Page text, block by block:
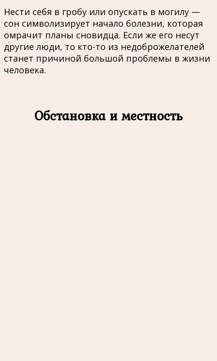
Нести себя в гробу или опускать в могилу —
сон символизирует начало болезни, которая
омрачит планы сновидца. Если же его несут
другие люди, то кто-то из недоброжелателей
станет причиной большой проблемы в жизни
человека.
Обстановка и местность